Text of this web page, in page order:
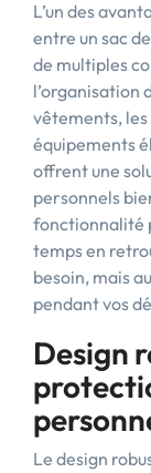
L’un des
entre un sac
de multiples
l’organisation
vêtements, les
équipements
offrent une
personnels
fonctionnalité
temps en
besoin, mais
pendant vos
Design
Le design